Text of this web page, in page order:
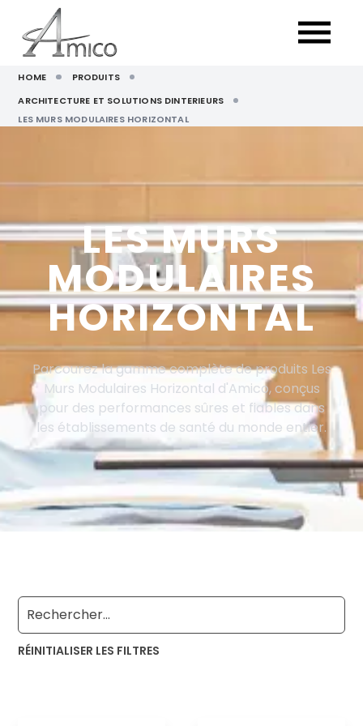
HOME
PRODUITS
ARCHITECTURE ET SOLUTIONS DINTERIEURS
LES MURS MODULAIRES HORIZONTAL
LES MURS
MODULAIRES
HORIZONTAL
Parcourez la gamme complète de produits Les
Murs Modulaires Horizontal d'Amico, conçus
pour des performances sûres et fiables dans
les établissements de santé du monde entier.
RÉINITIALISER LES FILTRES